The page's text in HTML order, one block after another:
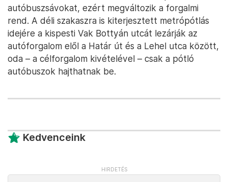
autóbuszsávokat, ezért megváltozik a forgalmi
rend. A déli szakaszra is kiterjesztett metrópótlás
idejére a kispesti Vak Bottyán utcát lezárják az
autóforgalom elől a Határ út és a Lehel utca között,
oda – a célforgalom kivételével – csak a pótló
autóbuszok hajthatnak be.
Kedvenceink